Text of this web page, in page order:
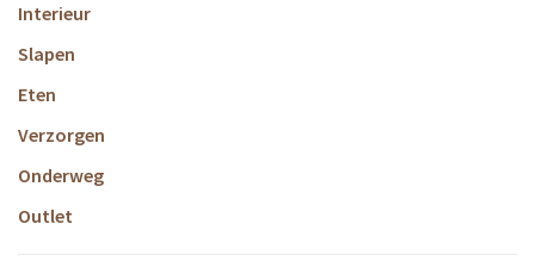
Interieur
Slapen
Eten
Verzorgen
Onderweg
Outlet